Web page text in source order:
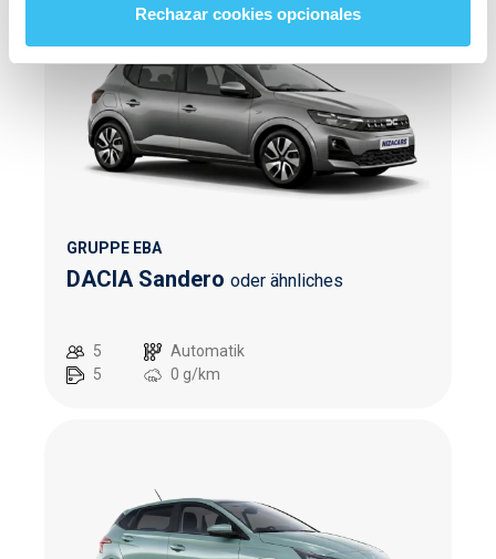
Rechazar cookies opcionales
GRUPPE EBA
DACIA Sandero oder ähnliches
5
5
Automatik
0 g/km